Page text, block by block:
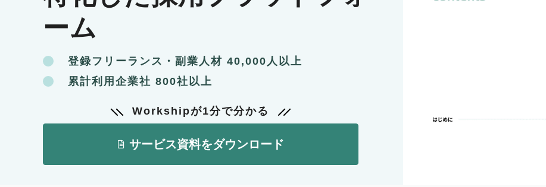
ーム
登録フリーランス・副業人材 40,000人以上
累計利用企業社 800社以上
Workshipが1分で分かる
サービス資料をダウンロード